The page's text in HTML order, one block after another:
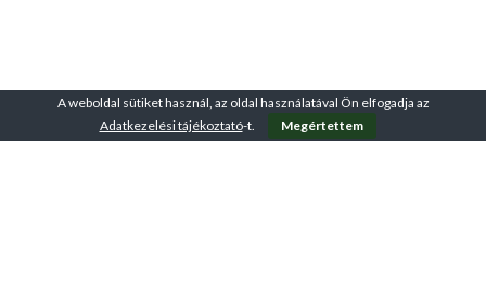
A weboldal sütiket használ, az oldal használatával Ön elfogadja az
Adatkezelési tájékoztató-t. Megértettem